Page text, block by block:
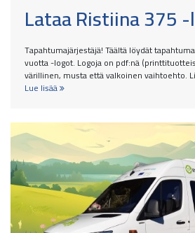
Lataa Ristiina 375
Tapahtumajärjestäjä! Täältä löydät
vuotta -logot. Logoja on pdf:nä
värillinen, musta että valkoinen vaihtoehto.
Lue lisää